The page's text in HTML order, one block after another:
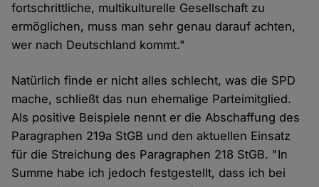
fortschrittliche, multikulturelle Gesellschaft zu
ermöglichen, muss man sehr genau darauf achten,
wer nach Deutschland kommt."
Natürlich finde er nicht alles schlecht, was die SPD
mache, schließt das nun ehemalige Parteimitglied.
Als positive Beispiele nennt er die Abschaffung des
Paragraphen 219a StGB und den aktuellen Einsatz
für die Streichung des Paragraphen 218 StGB. "In
Summe habe ich jedoch festgestellt, dass ich bei